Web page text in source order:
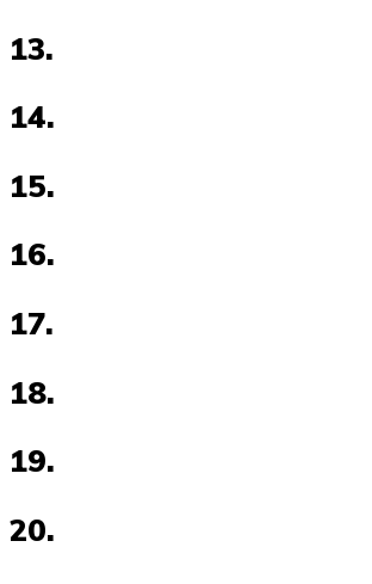
13.
14.
15.
16.
17.
18.
19.
20.